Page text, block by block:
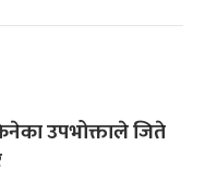
उपभोक्ताले जिते